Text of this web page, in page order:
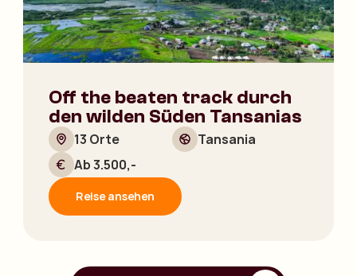
Off the beaten track durch
den wilden Süden Tansanias
13 Orte
Tansania
Ab 3.500,-
Reise ansehen